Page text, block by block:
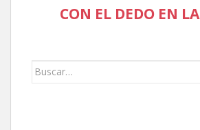
CON EL DEDO EN
Buscar: